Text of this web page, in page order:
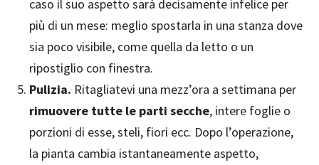
caso il suo aspetto sarà decisamente infelice per
più di un mese: meglio spostarla in una stanza dove
sia poco visibile, come quella da letto o un
ripostiglio con finestra.
Pulizia. Ritagliatevi una mezz’ora a settimana per
rimuovere tutte le parti secche, intere foglie o
porzioni di esse, steli, fiori ecc. Dopo l’operazione,
la pianta cambia istantaneamente aspetto,